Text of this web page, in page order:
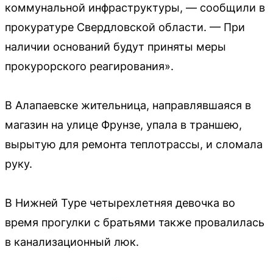
коммунальной инфраструктуры, — сообщили в
прокуратуре Свердловской области. — При
наличии оснований будут приняты меры
прокурорского реагирования».
В Алапаевске жительница, направлявшаяся в
магазин на улице Фрунзе, упала в траншею,
вырытую для ремонта теплотрассы, и сломала
руку.
В Нижней Туре четырехлетняя девочка во
время прогулки с братьями также провалилась
в канализационный люк.